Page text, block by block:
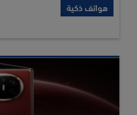
هواتف ذكية